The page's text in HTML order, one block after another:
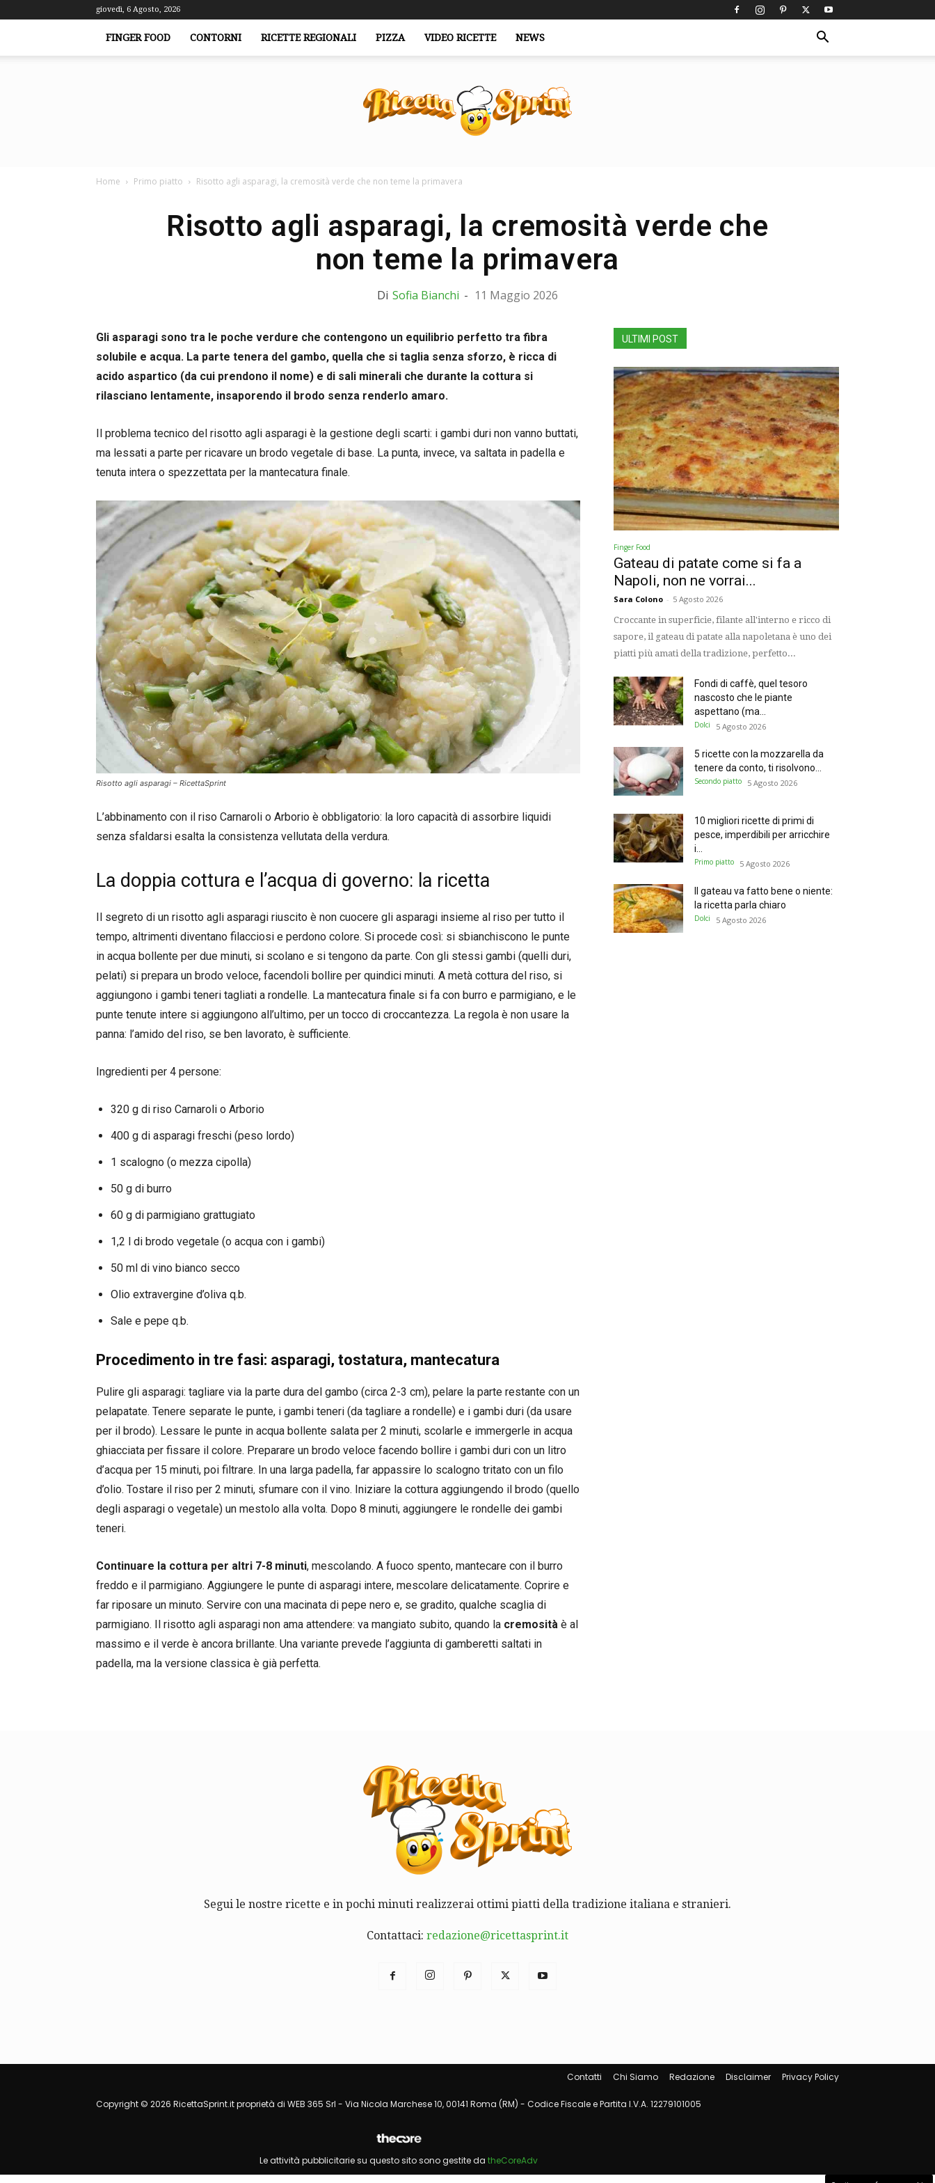
giovedì, 6 Agosto, 2026
FINGER FOOD CONTORNI RICETTE REGIONALI PIZZA VIDEO RICETTE NEWS
Home Primo piatto Risotto agli asparagi, la cremosità verde che non teme la primavera
Risotto agli asparagi, la cremosità verde che
non teme la primavera
Di Sofia Bianchi - 11 Maggio 2026
Gli asparagi sono tra le poche verdure che contengono un equilibrio perfetto tra fibra
solubile e acqua. La parte tenera del gambo, quella che si taglia senza sforzo, è ricca di
acido aspartico (da cui prendono il nome) e di sali minerali che durante la cottura si
rilasciano lentamente, insaporendo il brodo senza renderlo amaro.
Il problema tecnico del risotto agli asparagi è la gestione degli scarti: i gambi duri non vanno buttati,
ma lessati a parte per ricavare un brodo vegetale di base. La punta, invece, va saltata in padella e
tenuta intera o spezzettata per la mantecatura finale.
Risotto agli asparagi – RicettaSprint
L’abbinamento con il riso Carnaroli o Arborio è obbligatorio: la loro capacità di assorbire liquidi
senza sfaldarsi esalta la consistenza vellutata della verdura.
La doppia cottura e l’acqua di governo: la ricetta
Il segreto di un risotto agli asparagi riuscito è non cuocere gli asparagi insieme al riso per tutto il
tempo, altrimenti diventano filacciosi e perdono colore. Si procede così: si sbianchiscono le punte
in acqua bollente per due minuti, si scolano e si tengono da parte. Con gli stessi gambi (quelli duri,
pelati) si prepara un brodo veloce, facendoli bollire per quindici minuti. A metà cottura del riso, si
aggiungono i gambi teneri tagliati a rondelle. La mantecatura finale si fa con burro e parmigiano, e le
punte tenute intere si aggiungono all’ultimo, per un tocco di croccantezza. La regola è non usare la
panna: l’amido del riso, se ben lavorato, è sufficiente.
Ingredienti per 4 persone:
320 g di riso Carnaroli o Arborio
400 g di asparagi freschi (peso lordo)
1 scalogno (o mezza cipolla)
50 g di burro
60 g di parmigiano grattugiato
1,2 l di brodo vegetale (o acqua con i gambi)
50 ml di vino bianco secco
Olio extravergine d’oliva q.b.
Sale e pepe q.b.
Procedimento in tre fasi: asparagi, tostatura, mantecatura
Pulire gli asparagi: tagliare via la parte dura del gambo (circa 2-3 cm), pelare la parte restante con un
pelapatate. Tenere separate le punte, i gambi teneri (da tagliare a rondelle) e i gambi duri (da usare
per il brodo). Lessare le punte in acqua bollente salata per 2 minuti, scolarle e immergerle in acqua
ghiacciata per fissare il colore. Preparare un brodo veloce facendo bollire i gambi duri con un litro
d’acqua per 15 minuti, poi filtrare. In una larga padella, far appassire lo scalogno tritato con un filo
d’olio. Tostare il riso per 2 minuti, sfumare con il vino. Iniziare la cottura aggiungendo il brodo (quello
degli asparagi o vegetale) un mestolo alla volta. Dopo 8 minuti, aggiungere le rondelle dei gambi
teneri.
Continuare la cottura per altri 7-8 minuti, mescolando. A fuoco spento, mantecare con il burro
freddo e il parmigiano. Aggiungere le punte di asparagi intere, mescolare delicatamente. Coprire e
far riposare un minuto. Servire con una macinata di pepe nero e, se gradito, qualche scaglia di
parmigiano. Il risotto agli asparagi non ama attendere: va mangiato subito, quando la cremosità è al
massimo e il verde è ancora brillante. Una variante prevede l’aggiunta di gamberetti saltati in
padella, ma la versione classica è già perfetta.
ULTIMI POST
Finger Food
Gateau di patate come si fa a
Napoli, non ne vorrai...
Sara Colono - 5 Agosto 2026
Croccante in superficie, filante all'interno e ricco di
sapore, il gateau di patate alla napoletana è uno dei
piatti più amati della tradizione, perfetto...
Fondi di caffè, quel tesoro
nascosto che le piante
aspettano (ma...
Dolci 5 Agosto 2026
5 ricette con la mozzarella da
tenere da conto, ti risolvono...
Secondo piatto 5 Agosto 2026
10 migliori ricette di primi di
pesce, imperdibili per arricchire
i...
Primo piatto 5 Agosto 2026
Il gateau va fatto bene o niente:
la ricetta parla chiaro
Dolci 5 Agosto 2026
Segui le nostre ricette e in pochi minuti realizzerai ottimi piatti della tradizione italiana e stranieri.
Contattaci: redazione@ricettasprint.it
Contatti Chi Siamo Redazione Disclaimer Privacy Policy
Copyright © 2026 RicettaSprint.it proprietà di WEB 365 Srl - Via Nicola Marchese 10, 00141 Roma (RM) - Codice Fiscale e Partita I.V.A. 12279101005
Le attività pubblicitarie su questo sito sono gestite da theCoreAdv